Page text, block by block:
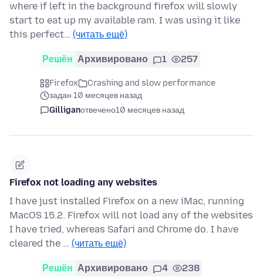
where if left in the background firefox will slowly
start to eat up my available ram. I was using it like
this perfect… (читать ещё)
Решён Архивировано 1 257
Firefox
Crashing and slow performance
задан 10 месяцев назад
Gilliganотвечено10 месяцев назад
Firefox not loading any websites
I have just installed Firefox on a new iMac, running
MacOS 15.2. Firefox will not load any of the websites
I have tried, whereas Safari and Chrome do. I have
cleared the … (читать ещё)
Решён Архивировано 4 238